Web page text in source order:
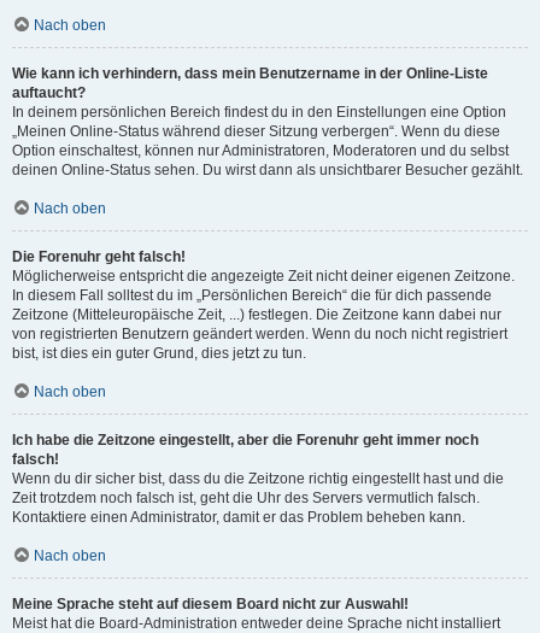
Nach oben
Wie kann ich verhindern, dass mein Benutzername in der Online-Liste
auftaucht?
In deinem persönlichen Bereich findest du in den Einstellungen eine Option
„Meinen Online-Status während dieser Sitzung verbergen“. Wenn du diese
Option einschaltest, können nur Administratoren, Moderatoren und du selbst
deinen Online-Status sehen. Du wirst dann als unsichtbarer Besucher gezählt.
Nach oben
Die Forenuhr geht falsch!
Möglicherweise entspricht die angezeigte Zeit nicht deiner eigenen Zeitzone.
In diesem Fall solltest du im „Persönlichen Bereich“ die für dich passende
Zeitzone (Mitteleuropäische Zeit, ...) festlegen. Die Zeitzone kann dabei nur
von registrierten Benutzern geändert werden. Wenn du noch nicht registriert
bist, ist dies ein guter Grund, dies jetzt zu tun.
Nach oben
Ich habe die Zeitzone eingestellt, aber die Forenuhr geht immer noch
falsch!
Wenn du dir sicher bist, dass du die Zeitzone richtig eingestellt hast und die
Zeit trotzdem noch falsch ist, geht die Uhr des Servers vermutlich falsch.
Kontaktiere einen Administrator, damit er das Problem beheben kann.
Nach oben
Meine Sprache steht auf diesem Board nicht zur Auswahl!
Meist hat die Board-Administration entweder deine Sprache nicht installiert